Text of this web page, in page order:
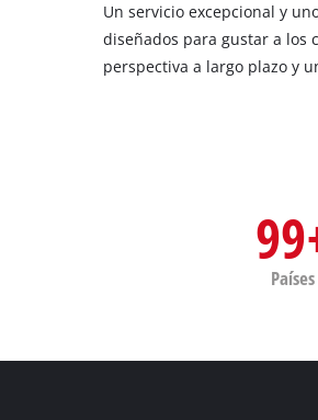
Un servicio excepcional y
diseñados para gustar a los
perspectiva a largo plazo y
Países